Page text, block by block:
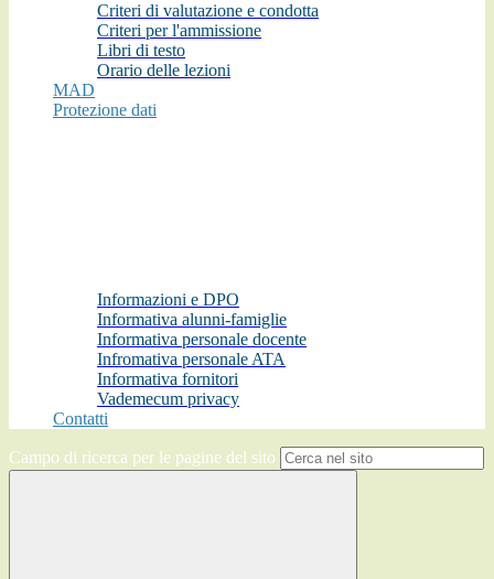
Criteri di valutazione e condotta
Criteri per l'ammissione
Libri di testo
Orario delle lezioni
MAD
Protezione dati
Informazioni e DPO
Informativa alunni-famiglie
Informativa personale docente
Infromativa personale ATA
Informativa fornitori
Vademecum privacy
Contatti
Campo di ricerca per le pagine del sito